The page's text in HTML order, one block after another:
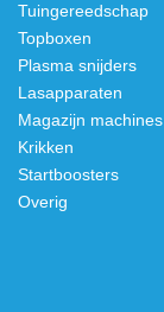
Tuingereedschap
Topboxen
Plasma snijders
Lasapparaten
Magazijn machines
Krikken
Startboosters
Overig